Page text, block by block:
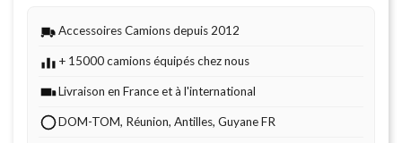
Accessoires Camions depuis 2012
+ 15000 camions équipés chez nous
Livraison en France et à l'international
DOM-TOM, Réunion, Antilles, Guyane FR